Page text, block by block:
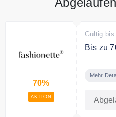
70%
AKTION
Gültig bis
Bis zu
Mehr